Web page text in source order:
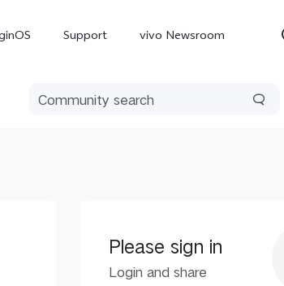
Support vivo Newsroom
Please sign in
Login and share